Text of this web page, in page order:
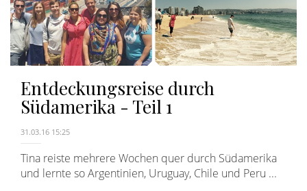
Entdeckungsreise durch
Südamerika - Teil 1
31.03.16 15:25
Tina reiste mehrere Wochen quer durch Südamerika
und lernte so Argentinien, Uruguay, Chile und Peru ...